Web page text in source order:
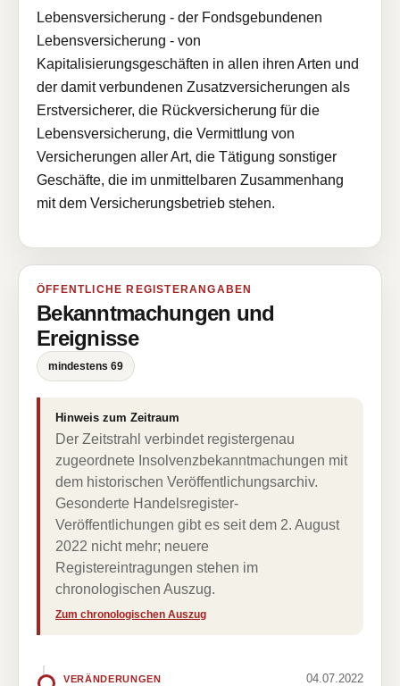
Lebensversicherung - der Fondsgebundenen
Lebensversicherung - von
Kapitalisierungsgeschäften in allen ihren Arten und
der damit verbundenen Zusatzversicherungen als
Erstversicherer, die Rückversicherung für die
Lebensversicherung, die Vermittlung von
Versicherungen aller Art, die Tätigung sonstiger
Geschäfte, die im unmittelbaren Zusammenhang
mit dem Versicherungsbetrieb stehen.
ÖFFENTLICHE REGISTERANGABEN
Bekanntmachungen und
Ereignisse
mindestens 69
Hinweis zum Zeitraum
Der Zeitstrahl verbindet registergenau
zugeordnete Insolvenzbekanntmachungen mit
dem historischen Veröffentlichungsarchiv.
Gesonderte Handelsregister-
Veröffentlichungen gibt es seit dem 2. August
2022 nicht mehr; neuere
Registereintragungen stehen im
chronologischen Auszug.
Zum chronologischen Auszug
VERÄNDERUNGEN 04.07.2022